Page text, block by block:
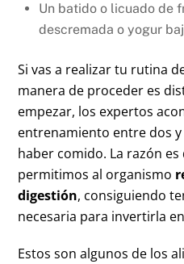
Un batido o licuado de
descremada o yogur
Si vas a realizar tu rutina
manera de proceder es
empezar, los expertos
entrenamiento entre dos
haber comido. La razón
permitimos al organismo
digestión, consiguiendo
necesaria para invertirla
Estos son algunos de los